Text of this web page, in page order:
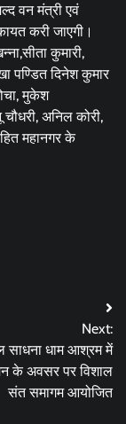
वन मंत्री एवं
करी जाएगी।
कुमारी,
पण्डित दिनेश कुमार
मुकेश
अनिल कोरी,
महानगर के
Next:
साधना धाम आश्रम में
के अवसर पर विशाल
संत समागम आयोजित